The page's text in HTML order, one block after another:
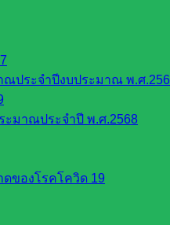
ณประจำปีงบประมาณ พ.ศ
ะมาณประจำปี พ.ศ.2568
ของโรคโควิด 19